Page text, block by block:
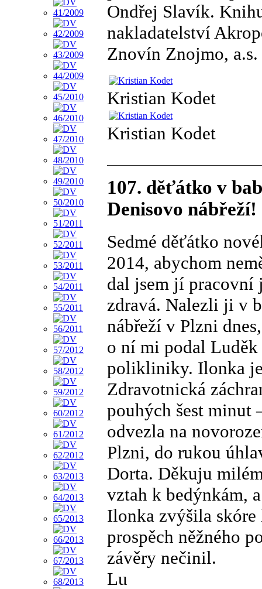
Ondřej Slavík.
nakladatelství
Znovín Znojmo, a.s.
Kristian Kodet
Kristian Kodet
107. děťátko v
Denisovo nábřeží!
Sedmé děťátko
2014, abychom
dal jsem jí pracovní
zdravá. Nalezli ji v
nábřeží v Plzni
o ní mi podal
polikliniky. Ilonka
Zdravotnická
pouhých šest minut
odvezla na
Plzni, do rukou
Dorta. Děkuju
vztah k bedýnkám,
Ilonka zvýšila
prospěch něžného
závěry nečinil.
Lu